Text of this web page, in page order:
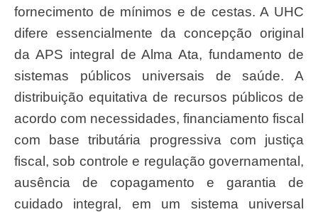
fornecimento de mínimos e de cestas. A UHC
difere essencialmente da concepção original
da APS integral de Alma Ata, fundamento de
sistemas públicos universais de saúde. A
distribuição equitativa de recursos públicos de
acordo com necessidades, financiamento fiscal
com base tributária progressiva com justiça
fiscal, sob controle e regulação governamental,
ausência de copagamento e garantia de
cuidado integral, em um sistema universal